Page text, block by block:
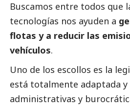
Buscamos entre todos que
tecnologías nos ayuden a
flotas y a reducir las
vehículos.
Uno de los escollos es la
está totalmente adaptada y
administrativas y